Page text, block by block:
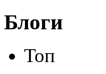
Блоги
Топ